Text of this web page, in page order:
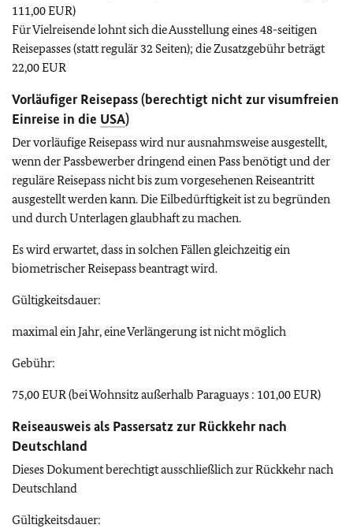
111,00 EUR)
Für Vielreisende lohnt sich die Ausstellung eines 48-seitigen
Reisepasses (statt regulär 32 Seiten); die Zusatzgebühr beträgt
22,00 EUR
Vorläufiger Reisepass (berechtigt nicht zur visumfreien
Einreise in die USA)
Der vorläufige Reisepass wird nur ausnahmsweise ausgestellt,
wenn der Passbewerber dringend einen Pass benötigt und der
reguläre Reisepass nicht bis zum vorgesehenen Reiseantritt
ausgestellt werden kann. Die Eilbedürftigkeit ist zu begründen
und durch Unterlagen glaubhaft zu machen.
Es wird erwartet, dass in solchen Fällen gleichzeitig ein
biometrischer Reisepass beantragt wird.
Gültigkeitsdauer:
maximal ein Jahr, eine Verlängerung ist nicht möglich
Gebühr:
75,00 EUR (bei Wohnsitz außerhalb Paraguays : 101,00 EUR)
Reiseausweis als Passersatz zur Rückkehr nach
Deutschland
Dieses Dokument berechtigt ausschließlich zur Rückkehr nach
Deutschland
Gültigkeitsdauer: